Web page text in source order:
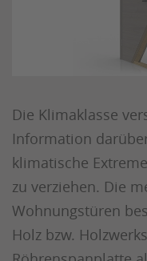
Die Klimaklasse
Information
klimatische
zu verziehen. Die
Wohnungstüren
Holz bzw.